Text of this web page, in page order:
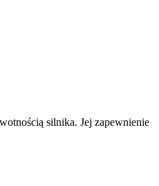
silnika. Jej zapewnienie